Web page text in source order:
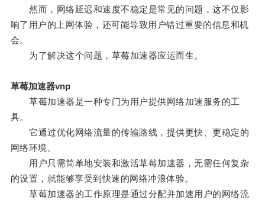
然而，网络延迟和速度不稳定是常见的问题，这不仅影
响了用户的上网体验，还可能导致用户错过重要的信息和机
会。
为了解决这个问题，草莓加速器应运而生。
草莓加速器vnp
草莓加速器是一种专门为用户提供网络加速服务的工
具。
它通过优化网络流量的传输路线，提供更快、更稳定的
网络环境。
用户只需简单地安装和激活草莓加速器，无需任何复杂
的设置，就能够享受到快速的网络冲浪体验。
草莓加速器的工作原理是通过分配并加速用户的网络流